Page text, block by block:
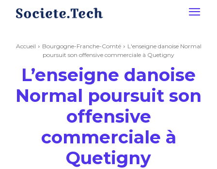
Accueil Bourgogne-Franche-Comté
L'enseigne danoise Normal
poursuit son offensive commerciale à Quetigny
L’enseigne danoise
Normal poursuit son
offensive
commerciale à
Quetigny